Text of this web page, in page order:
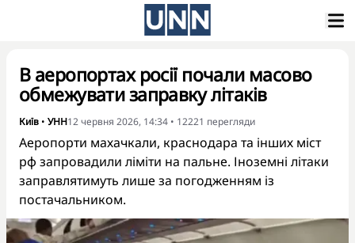
В аеропортах росії почали масово
обмежувати заправку літаків
Київ • УНН12 червня 2026, 14:34 • 12221 перегляди
Аеропорти махачкали, краснодара та інших міст
рф запровадили ліміти на пальне. Іноземні літаки
заправлятимуть лише за погодженням із
постачальником.